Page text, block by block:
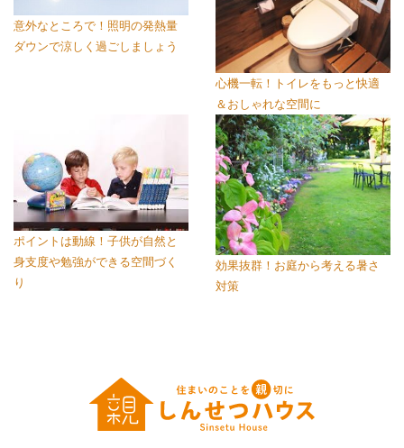
意外なところで！照明の発熱量
ダウンで涼しく過ごしましょう
心機一転！トイレをもっと快適
＆おしゃれな空間に
ポイントは動線！子供が自然と
身支度や勉強ができる空間づく
り
効果抜群！お庭から考える暑さ
対策